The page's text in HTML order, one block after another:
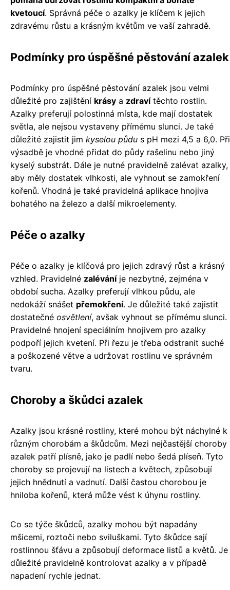
kvetoucí. Správná péče o azalky je klíčem k jejich
zdravému růstu a krásným květům ve vaší zahradě.
Podmínky pro úspěšné pěstování azalek
Podmínky pro úspěšné pěstování azalek jsou velmi
důležité pro zajištění krásy a zdravítěchto rostlin.
Azalky preferují polostinná místa, kde mají dostatek
světla, ale nejsou vystaveny přímému slunci. Je také
důležité zajistit jim kyselou půdu s pH mezi 4,5 a 6,0. Při
výsadbě je vhodné přidat do půdy rašelinu nebo jiný
kyselý substrát. Dále je nutné pravidelně zalévat azalky,
aby měly dostatek vlhkosti, ale vyhnout se zamokření
kořenů. Vhodná je také pravidelná aplikace hnojiva
bohatého na železo a další mikroelementy.
Péče o azalky
Péče o azalky je klíčová pro jejich zdravý růst a krásný
vzhled. Pravidelné zaléváníje nezbytné, zejména v
období sucha. Azalky preferují vlhkou půdu, ale
nedokáží snášet přemokření. Je důležité také zajistit
dostatečné osvětlení, avšak vyhnout se přímému slunci.
Pravidelné hnojení speciálním hnojivem pro azalky
podpoří jejich kvetení. Při řezu je třeba odstranit suché
a poškozené větve a udržovat rostlinu ve správném
tvaru.
Choroby a škůdci azalek
Azalky jsou krásné rostliny, které mohou být náchylné k
různým chorobám a škůdcům. Mezi nejčastější choroby
azalek patří plísně, jako je padlí nebo šedá plíseň. Tyto
choroby se projevují na listech a květech, způsobují
jejich hnědnutí a vadnutí. Další častou chorobou je
hniloba kořenů, která může vést k úhynu rostliny.
Co se týče škůdců, azalky mohou být napadány
mšicemi, roztoči nebo sviluškami. Tyto škůdce sají
rostlinnou šťávu a způsobují deformace listů a květů. Je
důležité pravidelně kontrolovat azalky a v případě
napadení rychle jednat.